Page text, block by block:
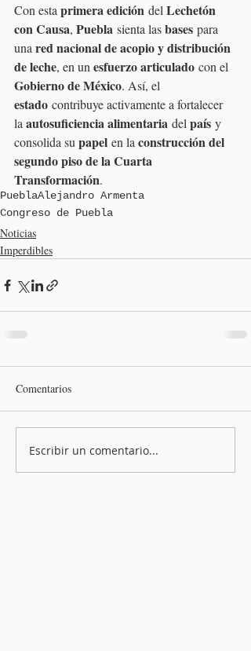
Con esta primera edición del Lechetón
con Causa, Puebla sienta las bases para
una red nacional de acopio y distribución
de leche, en un esfuerzo articulado con el
Gobierno de México. Así, el
estado contribuye activamente a fortalecer
la autosuficiencia alimentaria del país y
consolida su papel en la construcción del
segundo piso de la Cuarta
Transformación.
PueblaAlejandro Armenta
Congreso de Puebla
Noticias
Imperdibles
Comentarios
Escribir un comentario...